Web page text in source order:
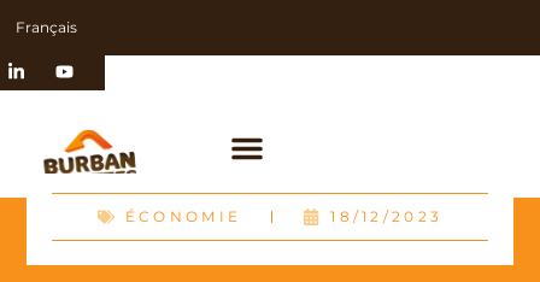
Français
ÉCONOMIE 18/12/2023